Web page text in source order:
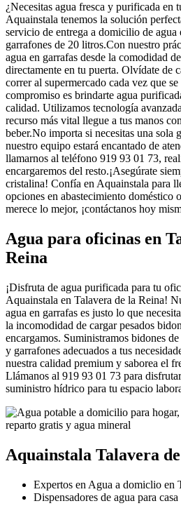
¿Necesitas agua fresca y purificada en
Aquainstala tenemos la solución
servicio de entrega a domicilio de agua
garrafones de 20 litros.Con nuestro
agua en garrafas desde la comodidad
directamente en tu puerta. Olvídate de
correr al supermercado cada vez que
compromiso es brindarte agua
calidad. Utilizamos tecnología
recurso más vital llegue a tus manos
beber.No importa si necesitas una sola
nuestro equipo estará encantado de
llamarnos al teléfono 919 93 01 73,
encargaremos del resto.¡Asegúrate
cristalina! Confía en Aquainstala para
opciones en abastecimiento doméstico
merece lo mejor, ¡contáctanos hoy
Agua para oficinas en
Reina
¡Disfruta de agua purificada para tu
Aquainstala en Talavera de la Reina!
agua en garrafas es justo lo que
la incomodidad de cargar pesados
encargamos. Suministramos bidones
y garrafones adecuados a tus
nuestra calidad premium y saborea el
Llámanos al 919 93 01 73 para
suministro hídrico para tu espacio
Aquainstala Talavera
Expertos en Agua a domiclio en
Dispensadores de agua para